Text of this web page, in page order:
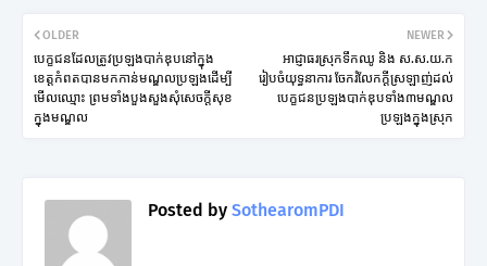
NEWER
អាជ្ញាធរស្រុកទឹកឈូ និង ស.ស.យ.ក
រៀបចំយុទ្ធនាការ ចែករំលែកក្តីស្រឡាញ់ដល់
បេក្ខជនប្រឡងបាក់ឌុបទាំង៣មណ្ឌល
ប្រឡងក្នុងស្រុក
OLDER
បេក្ខជនដែលត្រូវប្រឡងបាក់ឌុបនៅក្នុង
ខេត្តកំពតបានមកកាន់មណ្ឌលប្រឡងដើម្បី
មើលឈ្មោះ ព្រមទាំងបួងសួងសុំសេចក្តីសុខ
ក្នុងមណ្ឌល
Posted by SothearomPDI